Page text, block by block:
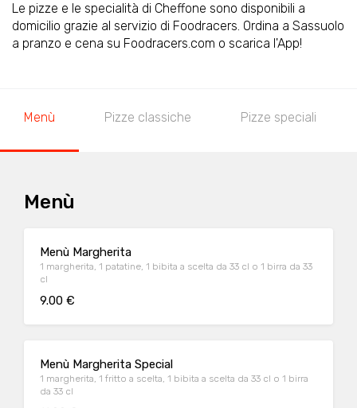
Le pizze e le specialità di Cheffone sono disponibili a
domicilio grazie al servizio di Foodracers. Ordina a Sassuolo
a pranzo e cena su Foodracers.com o scarica l'App!
Menù Pizze classiche Pizze speciali
Menù
Menù Margherita
1 margherita, 1 patatine, 1 bibita a scelta da 33 cl o 1 birra da 33
cl
9.00 €
Menù Margherita Special
1 margherita, 1 fritto a scelta, 1 bibita a scelta da 33 cl o 1 birra
da 33 cl